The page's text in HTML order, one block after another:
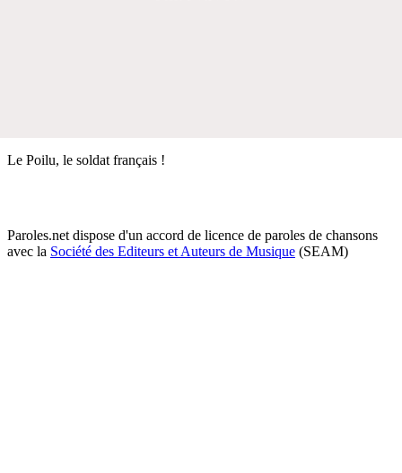
Le Poilu, le soldat français !
Paroles.net dispose d'un accord de licence de paroles de chansons
avec la Société des Editeurs et Auteurs de Musique (SEAM)